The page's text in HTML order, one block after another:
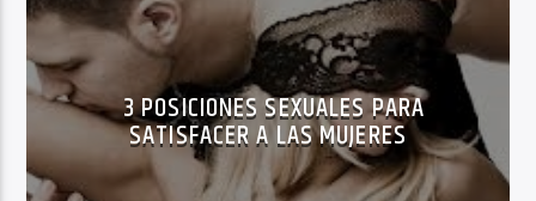
3 POSICIONES SEXUALES PARA
SATISFACER A LAS MUJERES